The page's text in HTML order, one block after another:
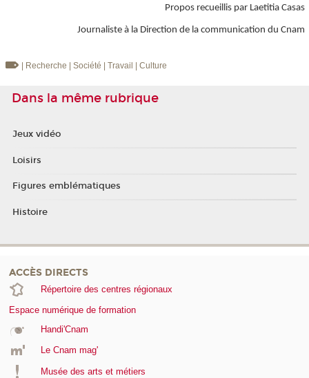
Propos recueillis par Laetitia Casas
Journaliste à la Direction de la communication du Cnam
| Recherche | Société | Travail | Culture
Dans la même rubrique
Jeux vidéo
Loisirs
Figures emblématiques
Histoire
ACCÈS DIRECTS
Répertoire des centres régionaux
Espace numérique de formation
Handi'Cnam
Le Cnam mag'
Musée des arts et métiers